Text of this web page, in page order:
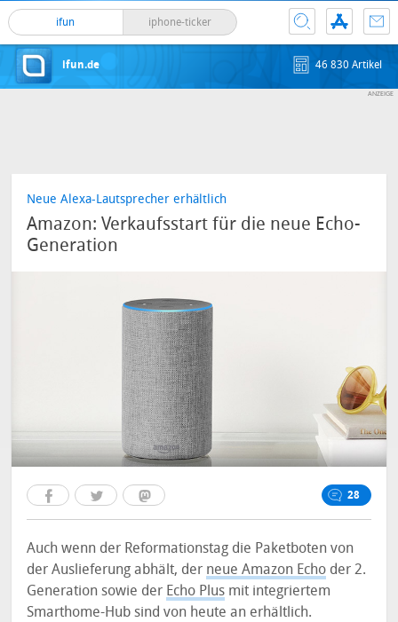
ifun iphone-ticker
ifun.de 46 830 Artikel
Neue Alexa-Lautsprecher erhältlich
Amazon: Verkaufsstart für die neue Echo-
Generation
28
Auch wenn der Reformationstag die Paketboten von
der Auslieferung abhält, der neue Amazon Echo der 2.
Generation sowie der Echo Plus mit integriertem
Smarthome-Hub sind von heute an erhältlich.